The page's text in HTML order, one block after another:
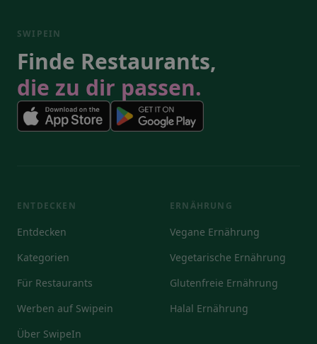
SWIPEIN
Finde Restaurants,
die zu dir passen.
ENTDECKEN
Entdecken
Kategorien
Für Restaurants
Werben auf Swipein
Über SwipeIn
ERNÄHRUNG
Vegane Ernährung
Vegetarische Ernährung
Glutenfreie Ernährung
Halal Ernährung